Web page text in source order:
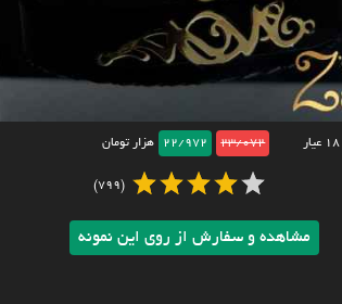
23/072
22/972 هزار تومان
(799)
مشاهده و سفارش از روی این نمونه